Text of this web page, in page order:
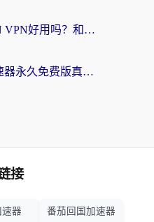
海外党实测：ChickCN VPN好用吗？和OurPlay VPN对比哪个回国效果更好？附避坑指南
海外党必看：应用加速器永久免费版真的靠谱吗？教你选对回国加速器无缝刷国内资源
接
速器 番茄回国加速器